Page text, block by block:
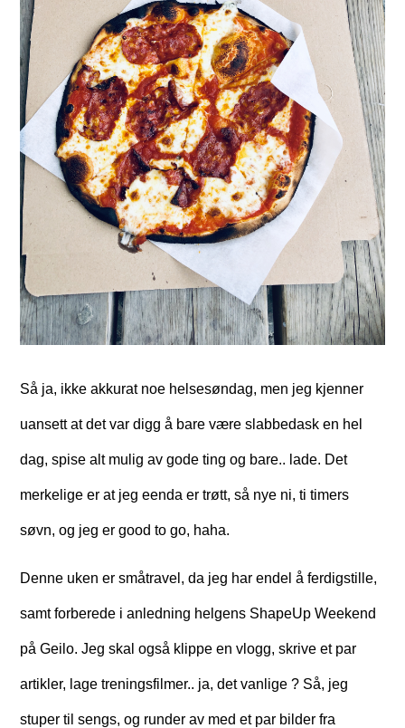
Så ja, ikke akkurat noe helsesøndag, men jeg kjenner
uansett at det var digg å bare være slabbedask en hel
dag, spise alt mulig av gode ting og bare.. lade. Det
merkelige er at jeg eenda er trøtt, så nye ni, ti timers
søvn, og jeg er good to go, haha.
Denne uken er småtravel, da jeg har endel å ferdigstille,
samt forberede i anledning helgens ShapeUp Weekend
på Geilo. Jeg skal også klippe en vlogg, skrive et par
artikler, lage treningsfilmer.. ja, det vanlige ? Så, jeg
stuper til sengs, og runder av med et par bilder fra